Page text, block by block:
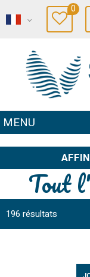
0
MENU
Tout
196 résultats